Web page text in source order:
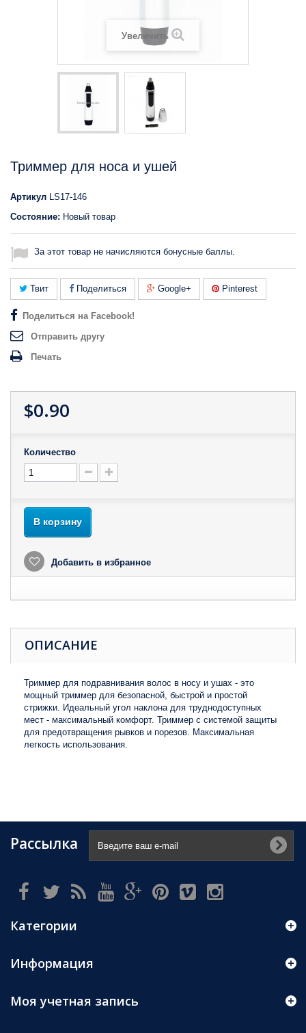
Увеличить
Триммер для носа и ушей
Артикул LS17-146
Состояние: Новый товар
За этот товар не начисляются бонусные баллы.
Твит Поделиться Google+ Pinterest
Поделиться на Facebook!
Отправить другу
Печать
$0.90
Количество
В корзину
Добавить в избранное
ОПИСАНИЕ
Триммер для подравнивания волос в носу и ушах - это
мощный триммер для безопасной, быстрой и простой
стрижки. Идеальный угол наклона для труднодоступных
мест - максимальный комфорт. Триммер с системой защиты
для предотвращения рывков и порезов. Максимальная
легкость использования.
Рассылка
Категории
Информация
Моя учетная запись